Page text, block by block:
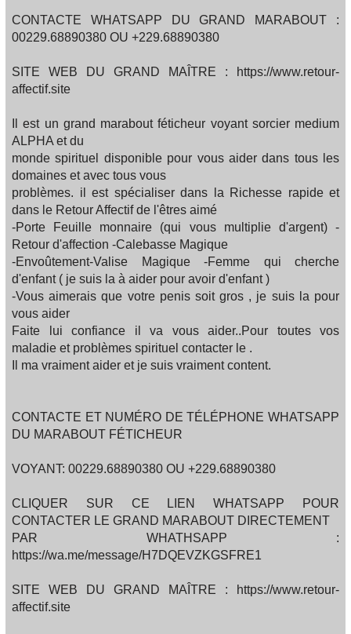
CONTACTE WHATSAPP DU GRAND MARABOUT :
00229.68890380 OU +229.68890380
SITE WEB DU GRAND MAÎTRE : https://www.retour-
affectif.site
Il est un grand marabout féticheur voyant sorcier medium
ALPHA et du
monde spirituel disponible pour vous aider dans tous les
domaines et avec tous vous
problèmes. il est spécialiser dans la Richesse rapide et
dans le Retour Affectif de l'êtres aimé
-Porte Feuille monnaire (qui vous multiplie d'argent) -
Retour d'affection -Calebasse Magique
-Envoûtement-Valise Magique -Femme qui cherche
d'enfant ( je suis la à aider pour avoir d'enfant )
-Vous aimerais que votre penis soit gros , je suis la pour
vous aider
Faite lui confiance il va vous aider..Pour toutes vos
maladie et problèmes spirituel contacter le .
Il ma vraiment aider et je suis vraiment content.
CONTACTE ET NUMÉRO DE TÉLÉPHONE WHATSAPP
DU MARABOUT FÉTICHEUR
VOYANT: 00229.68890380 OU +229.68890380
CLIQUER SUR CE LIEN WHATSAPP POUR
CONTACTER LE GRAND MARABOUT DIRECTEMENT
PAR WHATHSAPP :
https://wa.me/message/H7DQEVZKGSFRE1
SITE WEB DU GRAND MAÎTRE : https://www.retour-
affectif.site